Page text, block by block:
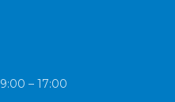
9:00 – 17:00